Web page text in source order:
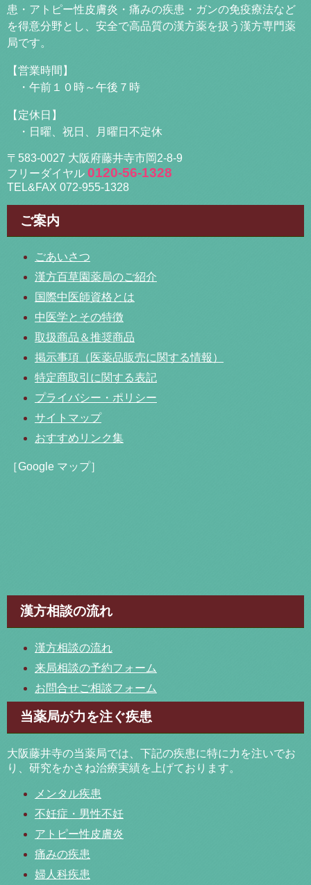
患・アトピー性皮膚炎・痛みの疾患・ガンの免疫療法など
を得意分野とし、安全で高品質の漢方薬を扱う漢方専門薬
局です。
【営業時間】
・午前１０時～午後７時
【定休日】
・日曜、祝日、月曜日不定休
〒583-0027 大阪府藤井寺市岡2-8-9
フリーダイヤル 0120-56-1328
TEL&FAX 072-955-1328
ご案内
ごあいさつ
漢方百草園薬局のご紹介
国際中医師資格とは
中医学とその特徴
取扱商品＆推奨商品
掲示事項（医薬品販売に関する情報）
特定商取引に関する表記
プライバシー・ポリシー
サイトマップ
おすすめリンク集
［Google マップ］
漢方相談の流れ
漢方相談の流れ
来局相談の予約フォーム
お問合せご相談フォーム
当薬局が力を注ぐ疾患
大阪藤井寺の当薬局では、下記の疾患に特に力を注いでお
り、研究をかさね治療実績を上げております。
メンタル疾患
不妊症・男性不妊
アトピー性皮膚炎
痛みの疾患
婦人科疾患